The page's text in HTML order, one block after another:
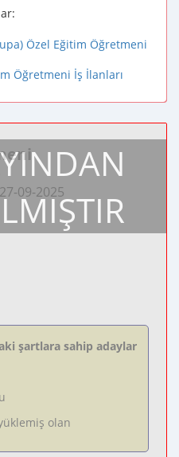
Özel Eğitim Öğretmeni
Öğretmeni İş İlanları
27-09-2025
şartlara sahip adaylar
olan